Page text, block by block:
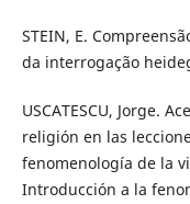
STEIN, E.
da interrogação
USCATESCU, Jorge.
religión en las
fenomenología de la
Introducción a la